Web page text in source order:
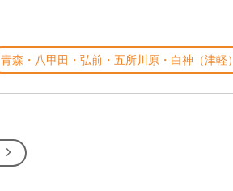
青森・八甲田・弘前・五所川原・白神（津軽）